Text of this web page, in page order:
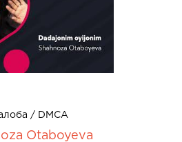
/ DMCA
Otaboyeva